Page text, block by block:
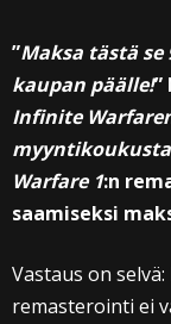
”Maksa tästä
kaupan päälle!
Infinite
myyntikoukusta
Warfare 1:n
saamiseksi
Vastaus on
remasterointi ei